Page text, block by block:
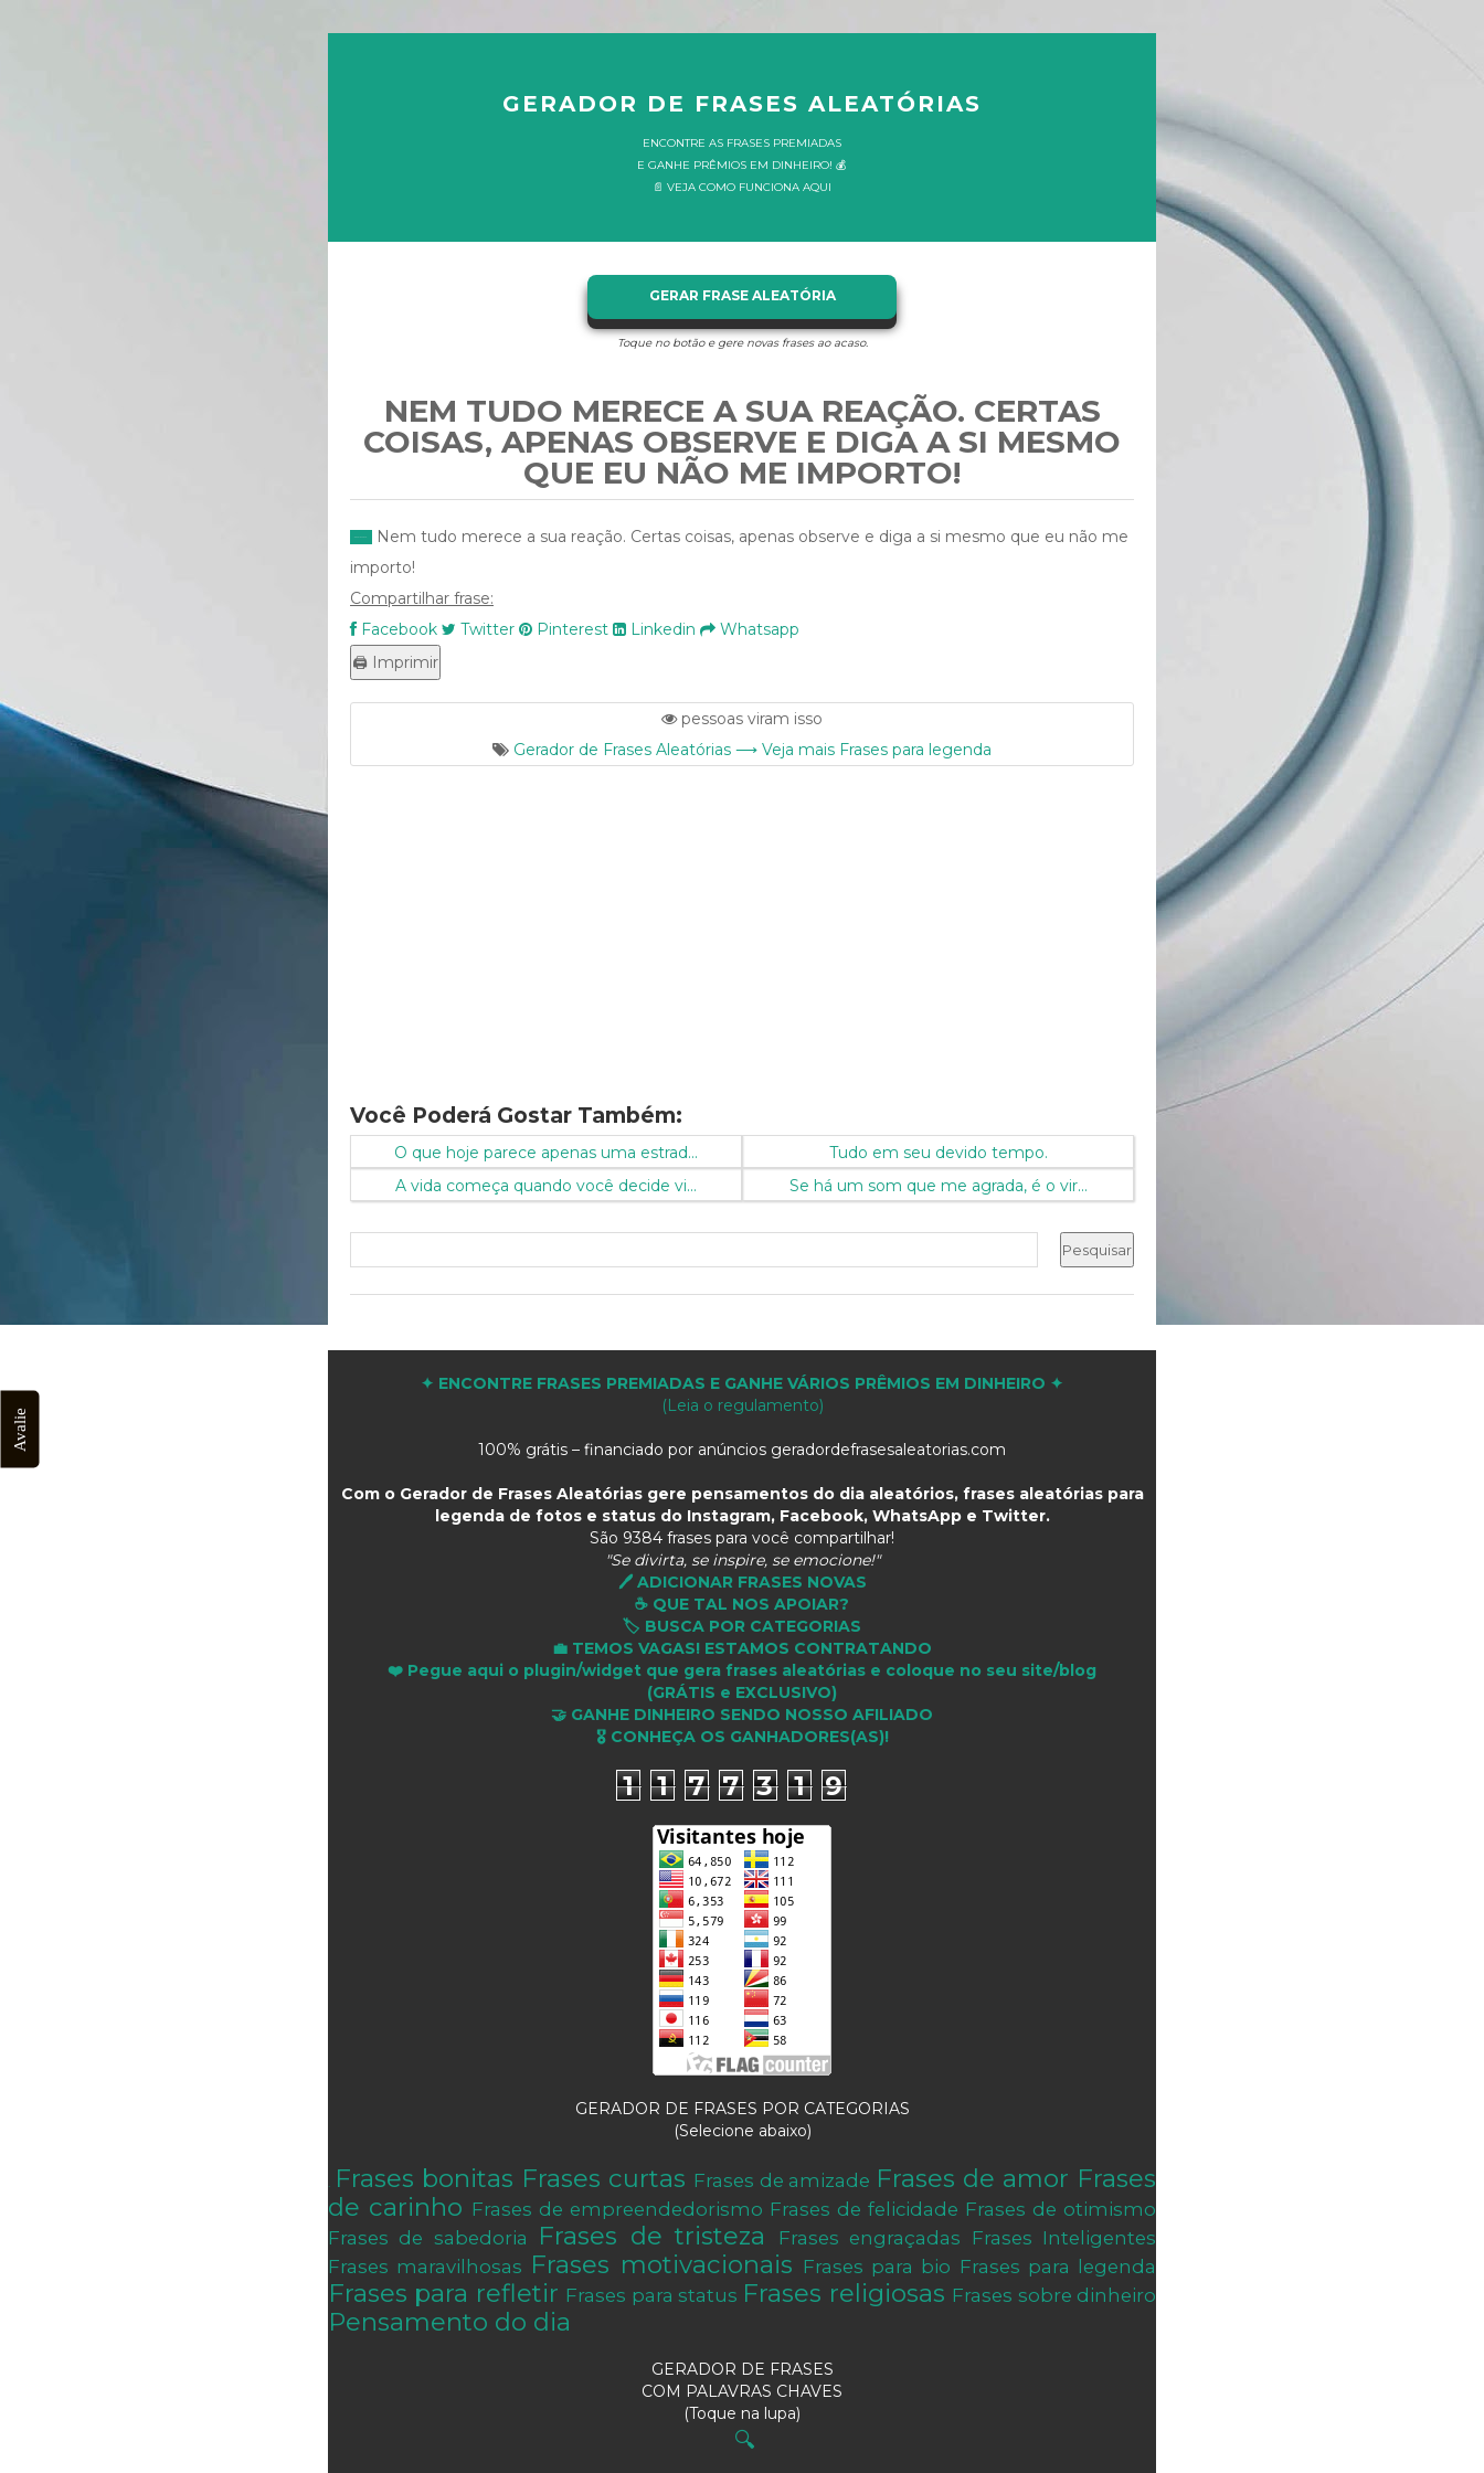
GERADOR DE FRASES ALEATÓRIAS
ENCONTRE AS FRASES PREMIADAS
E GANHE PRÊMIOS EM DINHEIRO! 💰
📄 VEJA COMO FUNCIONA AQUI
GERAR FRASE ALEATÓRIA
Toque no botão e gere novas frases ao acaso.
NEM TUDO MERECE A SUA REAÇÃO. CERTAS
COISAS, APENAS OBSERVE E DIGA A SI MESMO
QUE EU NÃO ME IMPORTO!
Nem tudo merece a sua reação. Certas coisas, apenas observe e diga a si mesmo que eu não me
importo!
Compartilhar frase:
Facebook
Twitter Pinterest Linkedin Whatsapp
pessoas viram isso
Gerador de Frases Aleatórias ⟶ Veja mais Frases para legenda
Você Poderá Gostar Também:
O que hoje parece apenas uma estrad...
Tudo em seu devido tempo.
A vida começa quando você decide vi...
Se há um som que me agrada, é o vir...
✦ ENCONTRE FRASES PREMIADAS E GANHE VÁRIOS PRÊMIOS EM DINHEIRO ✦
(Leia o regulamento)
100% grátis – financiado por anúncios geradordefrasesaleatorias.com
Com o Gerador de Frases Aleatórias gere pensamentos do dia aleatórios, frases aleatórias para
legenda de fotos e status do Instagram, Facebook, WhatsApp e Twitter.
São 9384 frases para você compartilhar!
"Se divirta, se inspire, se emocione!"
🖊️ ADICIONAR FRASES NOVAS
☕ QUE TAL NOS APOIAR?
🏷️ BUSCA POR CATEGORIAS
💼 TEMOS VAGAS! ESTAMOS CONTRATANDO
❤️ Pegue aqui o plugin/widget que gera frases aleatórias e coloque no seu site/blog
(GRÁTIS e EXCLUSIVO)
🤝 GANHE DINHEIRO SENDO NOSSO AFILIADO
🎖 CONHEÇA OS GANHADORES(AS)!
1 1 7 7 3 1 9
GERADOR DE FRASES POR CATEGORIAS
(Selecione abaixo)
Frases bonitas Frases curtas Frases de amizade Frases de amor Frases
de carinho Frases de empreendedorismo Frases de felicidade Frases de otimismo
Frases de sabedoria
Frases de tristeza Frases engraçadas
Frases Inteligentes
Frases maravilhosas Frases motivacionais Frases para bio Frases para legenda
Frases para refletir Frases para status Frases religiosas Frases sobre dinheiro
Pensamento do dia
GERADOR DE FRASES
COM PALAVRAS CHAVES
(Toque na lupa)
🔍
Avalie